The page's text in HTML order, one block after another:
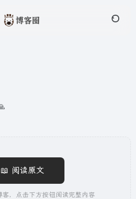
📖 阅读原文
客，点击下方按钮阅读完整内容